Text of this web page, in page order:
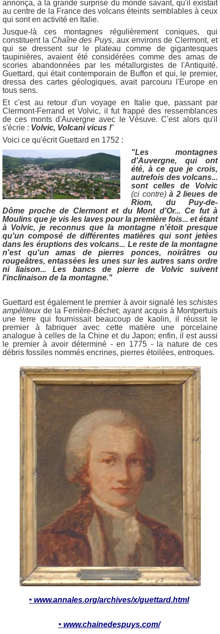
annonça, à la grande surprise du monde savant, qu'il existait
au centre de la France des volcans éteints semblables à ceux
qui sont en activité en Italie.
Jusque-là ces montagnes régulièrement coniques, qui
constituent la Chaîne des Puys, aux environs de Clermont, et
qui se dressent sur le plateau comme de gigantesques
taupinières, avaient été considérées comme des amas de
scories abandonnées par les métallurgistes de l'Antiquité.
Guettard, qui était contemporain de Buffon et qui, le premier,
dressa des cartes géologiques, avait parcouru l'Europe en
tous sens.
Et c'est au retour d'un voyage en Italie que, passant par
Clermont-Ferrand et Volvic, il fut frappé des ressemblances
de ces monts d'Auvergne avec le Vésuve. C'est alors qu'il
s'écrie : Volvic, Volcani vicus !"
Voici ce qu'écrit Guettard en 1752 :
"Les montagnes
d'Auvergne, qui ont
été, à ce que je crois,
autrefois des volcans...
sont celles de Volvic
(ci contre)à 2 lieues de
Riom, du Puy-de-
Dôme proche de Clermont et du Mont d'Or... Ce fut à
Moulins que je vis les laves pour la première fois... et étant
à Volvic, je reconnus que la montagne n'étoit presque
qu'un composé de différentes matières qui sont jetées
dans les éruptions des volcans... Le reste de la montagne
n'est qu'un amas de pierres ponces, noirâtres ou
rougeâtres, entassées les unes sur les autres sans ordre
ni liaison... Les bancs de pierre de Volvic suivent
l'inclinaison de la montagne."
Guettard est également le premier à avoir signalé les schistes
ampéliteuxde la Ferrière-Béchet; ayant acquis à Montpertuis
une terre qui fournissait beaucoup de kaolin, il réussit le
premier à fabriquer avec cette matière une porcelaine
analogue à celles de la Chine et du Japon; enfin, il est aussi
le premier à avoir déterminé - en 1775 - la nature de ces
débris fossiles nommés encrines, pierres étoilées, entroques.
• www.annales.org/archives/x/guettard.html
• www.chainedespuys.com/